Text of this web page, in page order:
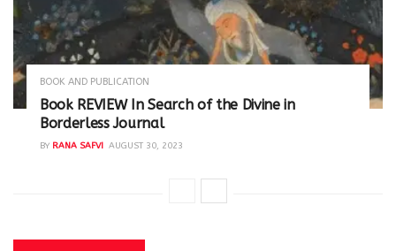
BOOK AND PUBLICATION
Book REVIEW In Search of the Divine in
Borderless Journal
BY RANA SAFVI AUGUST 30, 2023